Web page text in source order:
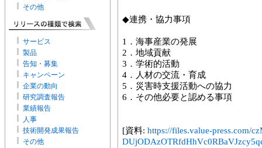
その他
サービス
製品
告知・募集
キャンペーン
企業の動向
研究調査報告
業績報告
人事
技術開発成果報告
その他
◆連携・協力事項
1．海事産業の発展
2．地域貢献
3．学術的活動
4．人材の交流・育成
5．災害時支援活動への協力
6．その他必要と認める事項
[資料: https://files.value-press.com/